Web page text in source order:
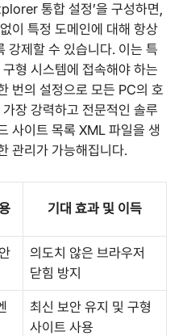
통합 설정’을 구성하면,
이 특정 도메인에 대해 항상
강제할 수 있습니다. 이는 특
형 시스템에 접속해야 하는
번의 설정으로 모든 PC의 호
장 강력하고 전문적인 솔루
사이트 목록 XML 파일을 생
관리가 가능해집니다.
기대 효과 및 이득
의도치 않은 브라우저
닫힘 방지
최신 보안 유지 및 구형
사이트 사용